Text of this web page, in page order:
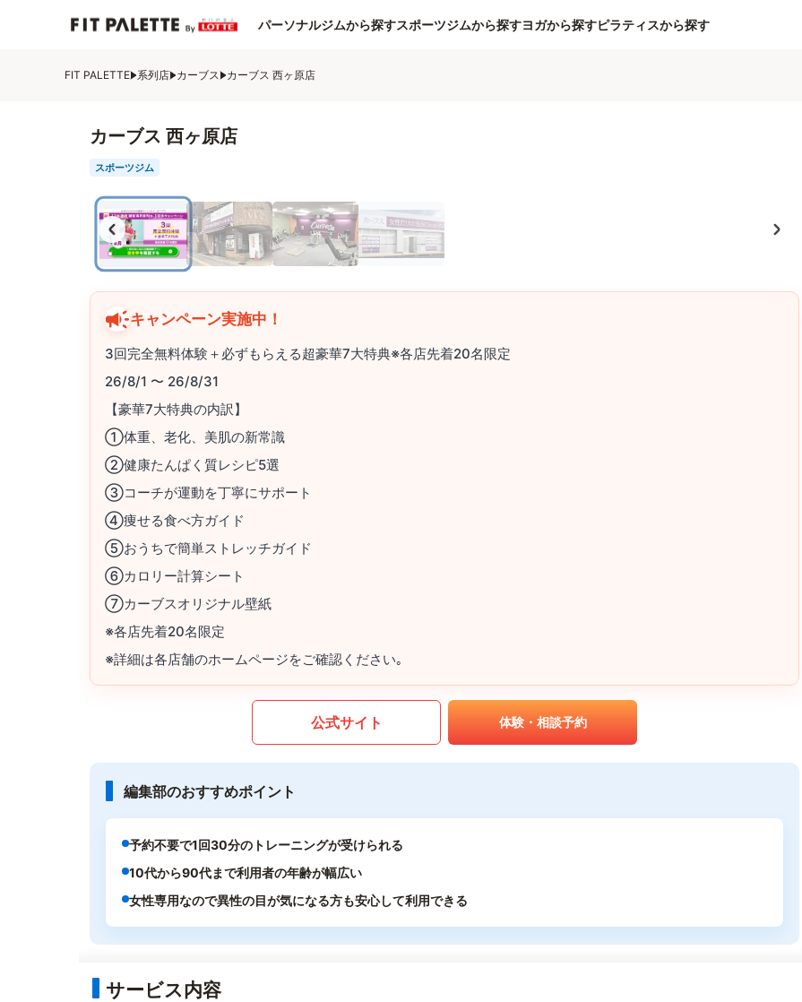
パーソナルジムから探すスポーツジムから探すヨガから探すピラティスから探す
FIT PALETTE 系列店 カーブス カーブス 西ヶ原店
カーブス 西ヶ原店
スポーツジム
キャンペーン実施中！
3回完全無料体験＋必ずもらえる超豪華7大特典※各店先着20名限定
26/8/1 〜 26/8/31
【豪華7大特典の内訳】
①体重、老化、美肌の新常識
②健康たんぱく質レシピ5選
③コーチが運動を丁寧にサポート
④痩せる食べ方ガイド
⑤おうちで簡単ストレッチガイド
⑥カロリー計算シート
⑦カーブスオリジナル壁紙
※各店先着20名限定
※詳細は各店舗のホームページをご確認ください｡
公式サイト 体験・相談予約
編集部のおすすめポイント
予約不要で1回30分のトレーニングが受けられる
10代から90代まで利用者の年齢が幅広い
女性専用なので異性の目が気になる方も安心して利用できる
サービス内容